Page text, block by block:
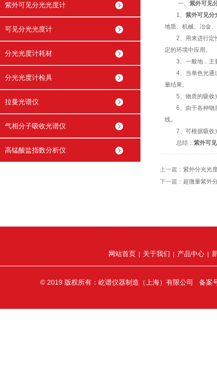
紫外可见分光光度计
可见分光光度计
分光光度计耗材
分光光度计检具
拉曼光谱仪
气相分子吸收光谱仪
高锰酸盐指数分析仪
一、 紫外可见
1、 紫外可见分
地质、机械、冶金
2、用来进行定性
定的环境中应用。
3、一般地，主要
4、当单色光通过
量结果。
5、物质的吸收光
6、由于各种物质
线。
7、可根据吸收光
总结： 紫外可
上一篇： 紫外分光光
下一篇： 超微量紫外
网站首页 关于我们 产品中心|
© 2019 版权所有：屹谱仪器制造（上海）有限公司 备案